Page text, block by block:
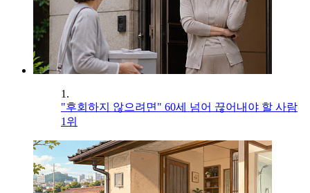
1.
"후회하지 않으려면" 60세 넘어 끊어내야 할 사람
1위